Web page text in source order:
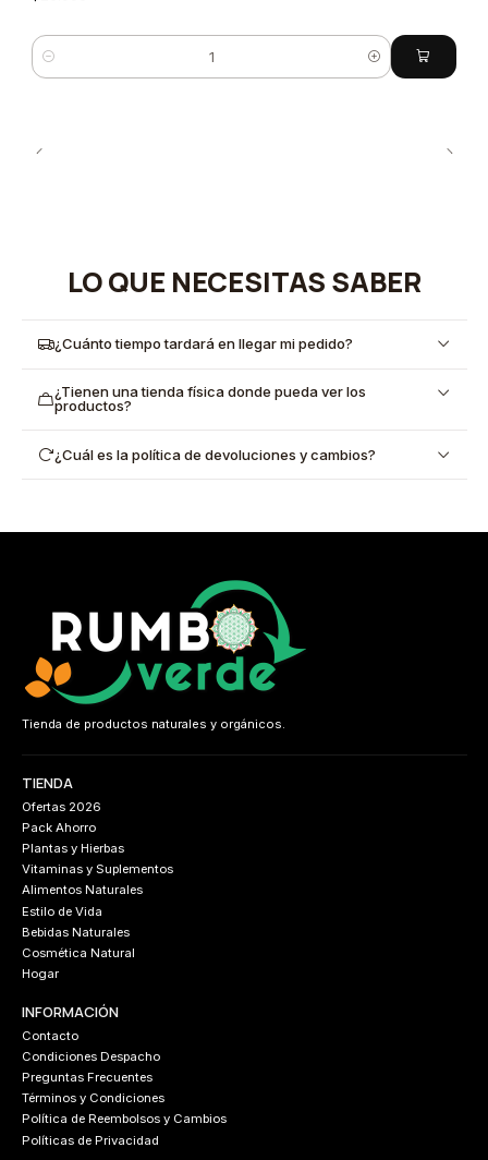
Cantidad
LO QUE NECESITAS SABER
¿Cuánto tiempo tardará en llegar mi pedido?
¿Tienen una tienda física donde pueda ver los
productos?
¿Cuál es la política de devoluciones y cambios?
Tienda de productos naturales y orgánicos.
TIENDA
Ofertas 2026
Pack Ahorro
Plantas y Hierbas
Vitaminas y Suplementos
Alimentos Naturales
Estilo de Vida
Bebidas Naturales
Cosmética Natural
Hogar
INFORMACIÓN
Contacto
Condiciones Despacho
Preguntas Frecuentes
Términos y Condiciones
Política de Reembolsos y Cambios
Políticas de Privacidad